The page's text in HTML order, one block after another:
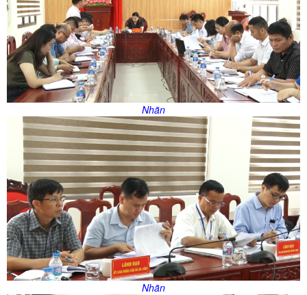
Nhãn
Nhãn